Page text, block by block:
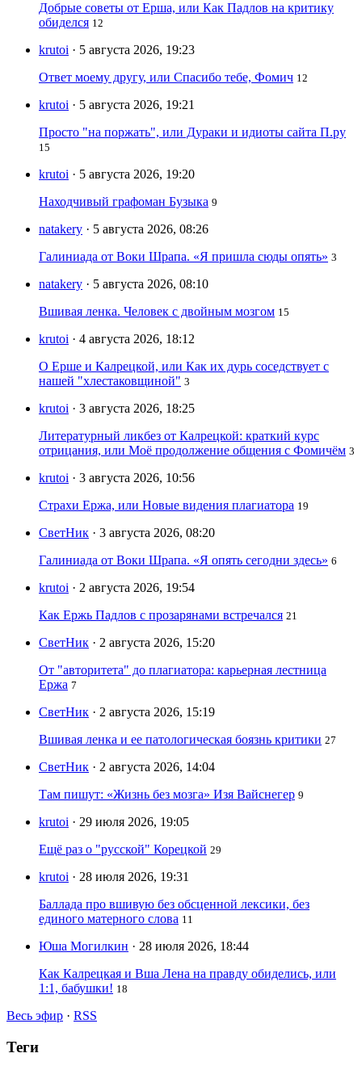
Добрые советы от Ерша, или Как Падлов на критику
обиделся 12
krutoi · 5 августа 2026, 19:23
Ответ моему другу, или Спасибо тебе, Фомич 12
krutoi · 5 августа 2026, 19:21
Просто "на поржать", или Дураки и идиоты сайта П.ру
15
krutoi · 5 августа 2026, 19:20
Находчивый графоман Бузыка 9
natakery · 5 августа 2026, 08:26
Галиниада от Воки Шрапа. «Я пришла сюды опять» 3
natakery · 5 августа 2026, 08:10
Вшивая ленка. Человек с двойным мозгом 15
krutoi · 4 августа 2026, 18:12
О Ерше и Калрецкой, или Как их дурь соседствует с
нашей "хлестаковщиной" 3
krutoi · 3 августа 2026, 18:25
Литературный ликбез от Калрецкой: краткий курс
отрицания, или Моё продолжение общения с Фомичём 3
krutoi · 3 августа 2026, 10:56
Страхи Ержа, или Новые видения плагиатора 19
СветНик · 3 августа 2026, 08:20
Галиниада от Воки Шрапа. «Я опять сегодни здесь» 6
krutoi · 2 августа 2026, 19:54
Как Ержь Падлов с прозарянами встречался 21
СветНик · 2 августа 2026, 15:20
От "авторитета" до плагиатора: карьерная лестница
Ержа 7
СветНик · 2 августа 2026, 15:19
Вшивая ленка и ее патологическая боязнь критики 27
СветНик · 2 августа 2026, 14:04
Там пишут: «Жизнь без мозга» Изя Вайснегер 9
krutoi · 29 июля 2026, 19:05
Ещё раз о "русской" Корецкой 29
krutoi · 28 июля 2026, 19:31
Баллада про вшивую без обсценной лексики, без
единого матерного слова 11
Юша Могилкин · 28 июля 2026, 18:44
Как Калрецкая и Вша Лена на правду обиделись, или
1:1, бабушки! 18
Весь эфир · RSS
Теги